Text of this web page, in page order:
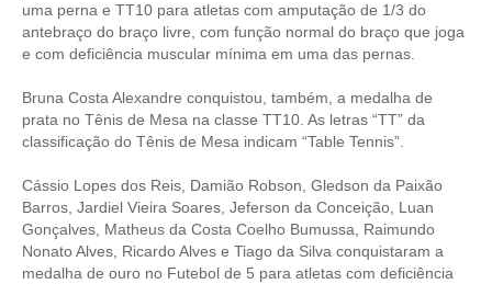
uma perna e TT10 para atletas com amputação de 1/3 do
antebraço do braço livre, com função normal do braço que joga
e com deficiência muscular mínima em uma das pernas.
Bruna Costa Alexandre conquistou, também, a medalha de
prata no Tênis de Mesa na classe TT10. As letras “TT” da
classificação do Tênis de Mesa indicam “Table Tennis”.
Cássio Lopes dos Reis, Damião Robson, Gledson da Paixão
Barros, Jardiel Vieira Soares, Jeferson da Conceição, Luan
Gonçalves, Matheus da Costa Coelho Bumussa, Raimundo
Nonato Alves, Ricardo Alves e Tiago da Silva conquistaram a
medalha de ouro no Futebol de 5 para atletas com deficiência